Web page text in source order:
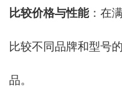
比较价格与性能：在
比较不同品牌和型号
品。